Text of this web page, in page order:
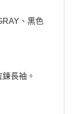
、黑色
長袖。